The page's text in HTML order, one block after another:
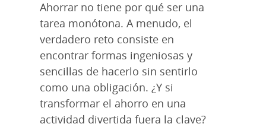
Ahorrar no tiene por qué ser una
tarea monótona. A menudo, el
verdadero reto consiste en
encontrar formas ingeniosas y
sencillas de hacerlo sin sentirlo
como una obligación. ¿Y si
transformar el ahorro en una
actividad divertida fuera la clave?